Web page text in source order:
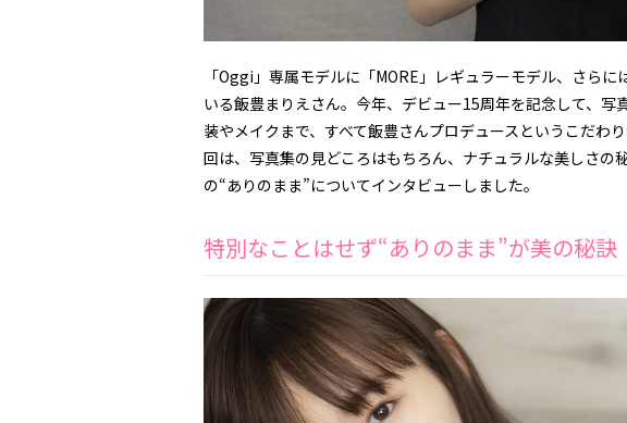
「Oggi」専属モデルに「MORE」レギュラーモデル、さら
いる飯豊まりえさん。今年、デビュー15周年を記念して、写
装やメイクまで、すべて飯豊さんプロデュースというこだわ
回は、写真集の見どころはもちろん、ナチュラルな美しさの
の“ありのまま”についてインタビューしました。
特別なことはせず“ありのまま”が美の秘訣